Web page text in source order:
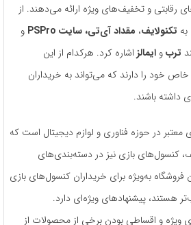
رقابتی و تخفیف‌های ویژه ارائه می‌دهند. از
تکنولایف، مقداد آی‌تی، سایت PSPro و
تربو ایمالز اشاره کرد. هرکدام از این
خود را دارند که می‌تواند به خریداران
داشته باشند.
معتبر در حوزه فناوری و لوازم دیجیتال است که
کنسول‌های بازی نیز در دسته‌بندی‌های
به‌ویژه برای خریداران کنسول‌های بازی
هستند، پیشنهادهای ویژه‌ای دارد.
و اقساطی بودن برخی از محصولات از